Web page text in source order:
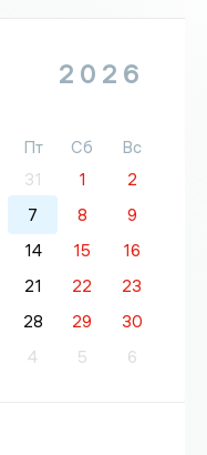
2026
Пт Сб
Вс
31 1
2
7 8
9
14 15
16
21 22
23
28 29
30
4 5 6